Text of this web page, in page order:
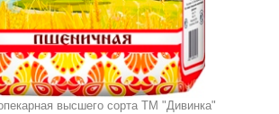
высшего сорта ТМ "Дивинка"